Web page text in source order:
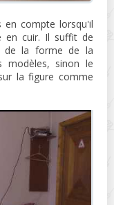
en compte lorsqu'il
en cuir. Il suffit de
de la forme de la
modèles, sinon le
la figure comme